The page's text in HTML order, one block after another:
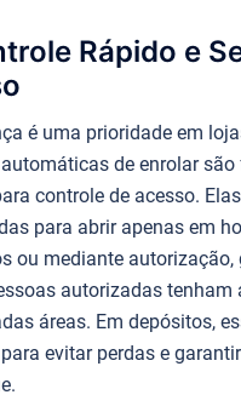
Rápido e
é uma prioridade em
de enrolar
controle de acesso.
para abrir apenas em
ou mediante autorização,
autorizadas tenham
áreas. Em depósitos,
evitar perdas e